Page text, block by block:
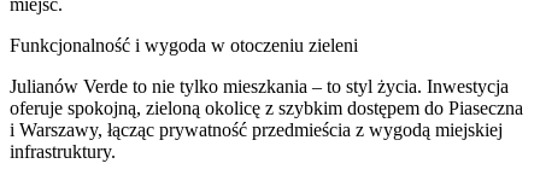
miejsc.
Funkcjonalność i wygoda w otoczeniu zieleni
Julianów Verde to nie tylko mieszkania – to styl życia. Inwestycja
oferuje spokojną, zieloną okolicę z szybkim dostępem do Piaseczna
i Warszawy, łącząc prywatność przedmieścia z wygodą miejskiej
infrastruktury.